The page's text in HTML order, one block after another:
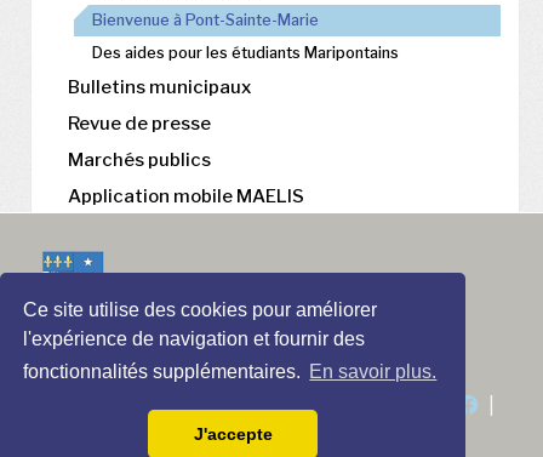
Ce site utilise des cookies pour améliorer
l'expérience de navigation et fournir des
fonctionnalités supplémentaires. En savoir plus.
J'accepte
Bienvenue à Pont-Sainte-Marie
Des aides pour les étudiants Maripontains
Bulletins municipaux
Revue de presse
Marchés publics
Application mobile MAELIS
Contactez-nous|Mentions légales